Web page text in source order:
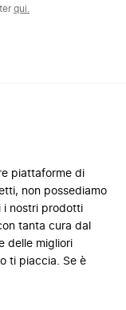
qui.
piattaforme di
non possediamo
i nostri prodotti
tanta cura dal
delle migliori
ti piaccia. Se è